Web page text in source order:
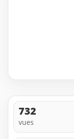
732
vues